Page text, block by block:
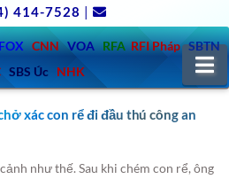
414-7528 |
CNN VOA RFA RFI Pháp SBTN
SBS Úc NHK
xác con rể đi đầu thú công an
như thế. Sau khi chém con rể, ông